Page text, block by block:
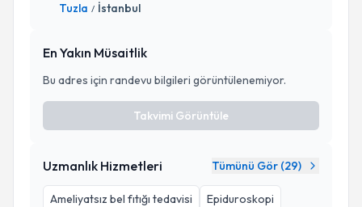
Tuzla / İstanbul
En Yakın Müsaitlik
Bu adres için randevu bilgileri görüntülenemiyor.
Takvimi Görüntüle
Uzmanlık Hizmetleri Tümünü Gör (29)
Ameliyatsız bel fıtığı tedavisi
Epiduroskopi